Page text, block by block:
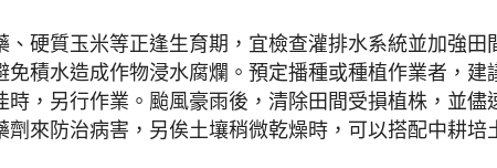
、硬質玉米等正逢生育期，宜檢查灌排水系統並加強田
免積水造成作物浸水腐爛。預定播種或種植作業者，建
時，另行作業。颱風豪雨後，清除田間受損植株，並儘
劑來防治病害，另俟土壤稍微乾燥時，可以搭配中耕培